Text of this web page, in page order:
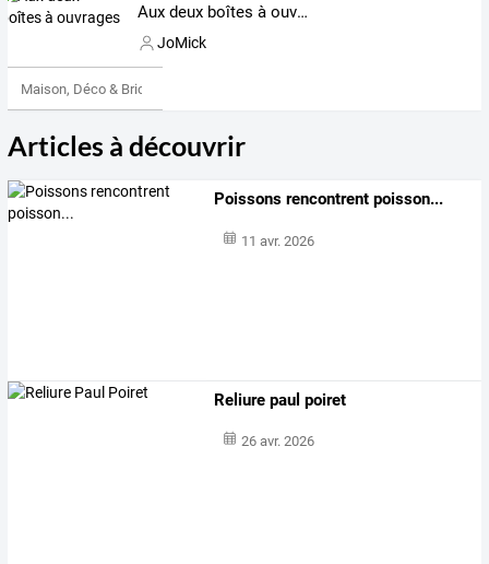
Aux deux boîtes à ouvrages
JoMick
Maison, Déco & Bricolage
Articles à découvrir
Poissons rencontrent poisson...
11 avr. 2026
Reliure paul poiret
26 avr. 2026